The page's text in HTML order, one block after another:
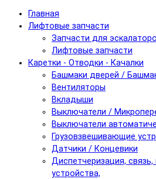
Главная
Лифтовые запчасти
Запчасти для
Лифтовые запчасти
Каретки - Отводки - Качалки
Башмаки дверей /
Вентиляторы
Вкладыши
Выключатели /
Выключатели
Грузовзвешивающие
Датчики / Концевики
Диспетчеризация,
устройства,